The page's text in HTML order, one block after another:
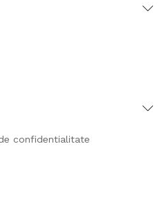
confidentialitate